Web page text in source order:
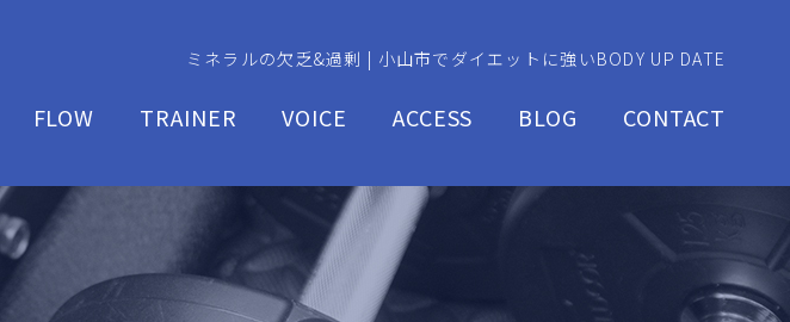
ミネラルの欠乏&過剰 | 小山市でダイエットに強いBODY UP DATE
FLOW TRAINER VOICE ACCESS BLOG CONTACT